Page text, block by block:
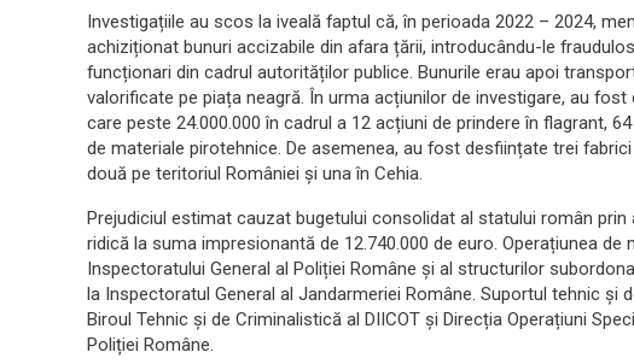
Investigațiile au scos la iveală faptul că, în perioada 2022 – 2024,
achiziționat bunuri accizabile din afara țării, introducându-le
funcționari din cadrul autorităților publice. Bunurile erau apoi
valorificate pe piața neagră. În urma acțiunilor de investigare, au
care peste 24.000.000 în cadrul a 12 acțiuni de prindere în flagrant,
de materiale pirotehnice. De asemenea, au fost desființate trei
două pe teritoriul României și una în Cehia.
Prejudiciul estimat cauzat bugetului consolidat al statului român
ridică la suma impresionantă de 12.740.000 de euro. Operațiunea de
Inspectoratului General al Poliției Române și al structurilor
la Inspectoratul General al Jandarmeriei Române. Suportul tehnic și
Biroul Tehnic și de Criminalistică al DIICOT și Direcția Operațiuni
Poliției Române.